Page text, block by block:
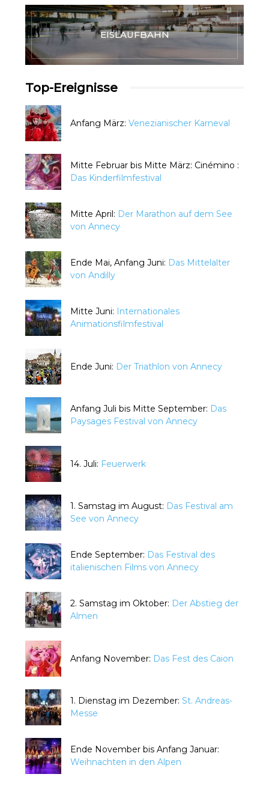
EISLAUFBAHN
Top-Ereignisse
Anfang März: Venezianischer Karneval
Mitte Februar bis Mitte März: Cinémino :
Das Kinderfilmfestival
Mitte April: Der Marathon auf dem See
von Annecy
Ende Mai, Anfang Juni: Das Mittelalter
von Andilly
Mitte Juni: Internationales
Animationsfilmfestival
Ende Juni: Der Triathlon von Annecy
Anfang Juli bis Mitte September: Das
Paysages Festival von Annecy
14. Juli: Feuerwerk
1. Samstag im August: Das Festival am
See von Annecy
Ende September: Das Festival des
italienischen Films von Annecy
2. Samstag im Oktober: Der Abstieg der
Almen
Anfang November: Das Fest des Caion
1. Dienstag im Dezember: St. Andreas-
Messe
Ende November bis Anfang Januar:
Weihnachten in den Alpen